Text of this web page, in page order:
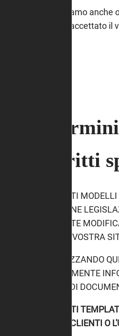
Possiamo
volta accettato
diritti
QUESTI
ALCUNE
DOVETE
ALLA VOSTRA
UTILIZZANDO
PURAMENTE
TIPO DI
QUESTI
SUOI CLIENTI O